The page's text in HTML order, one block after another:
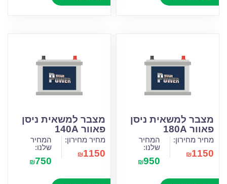
מצבר למשאית ניסן
פאוור 180A
מחיר מחירון:
₪1150
המחיר
שלנו:
₪950
מצבר למשאית ניסן
פאוור 140A
מחיר מחירון:
₪1150
המחיר
שלנו:
₪750